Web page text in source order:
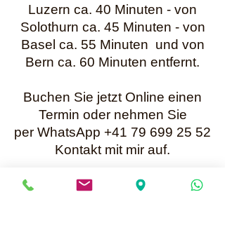
Luzern ca. 40 Minuten - von
Solothurn ca. 45 Minuten - von
Basel ca. 55 Minuten und von
Bern ca. 60 Minuten entfernt.
Buchen Sie jetzt Online einen
Termin oder nehmen Sie
per WhatsApp +41 79 699 25 52
Kontakt mit mir auf.
Bis bald Karin Müller